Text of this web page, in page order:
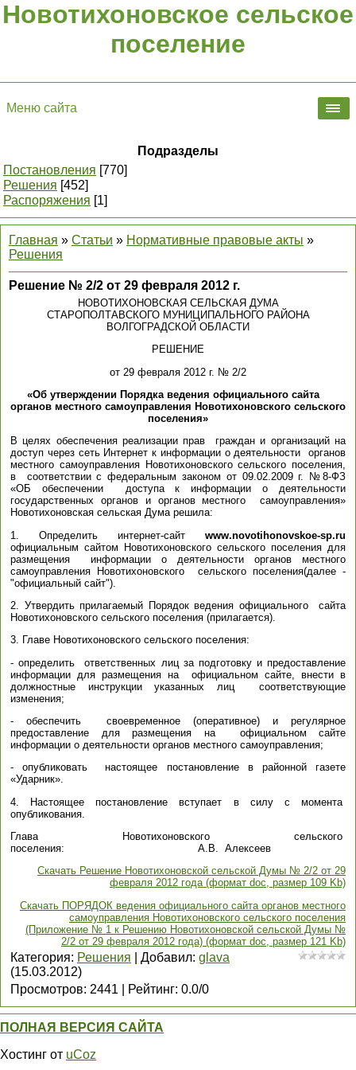
Новотихоновское сельское
поселение
Меню сайта
Подразделы
Постановления [770]
Решения [452]
Распоряжения [1]
Главная » Статьи » Нормативные правовые акты »
Решения
Решение № 2/2 от 29 февраля 2012 г.
НОВОТИХОНОВСКАЯ СЕЛЬСКАЯ ДУМА
СТАРОПОЛТАВСКОГО МУНИЦИПАЛЬНОГО РАЙОНА
ВОЛГОГРАДСКОЙ ОБЛАСТИ
РЕШЕНИЕ
от 29 февраля 2012 г. № 2/2
«Об утверждении Порядка ведения официального сайта
органов местного самоуправления Новотихоновского сельского
поселения»
В целях обеспечения реализации прав граждан и организаций на
доступ через сеть Интернет к информации о деятельности органов
местного самоуправления Новотихоновского сельского поселения,
в соответствии с федеральным законом от 09.02.2009 г. №8-ФЗ
«ОБ обеспечении доступа к информации о деятельности
государственных органов и органов местного самоуправления»
Новотихоновская сельская Дума решила:
1. Определить интернет-сайт www.novotihonovskoe-sp.ru
официальным сайтом Новотихоновского сельского поселения для
размещения информации о деятельности органов местного
самоуправления Новотихоновского сельского поселения(далее -
"официальный сайт").
2. Утвердить прилагаемый Порядок ведения официального сайта
Новотихоновского сельского поселения (прилагается).
3. Главе Новотихоновского сельского поселения:
- определить ответственных лиц за подготовку и предоставление
информации для размещения на официальном сайте, внести в
должностные инструкции указанных лиц соответствующие
изменения;
- обеспечить своевременное (оперативное) и регулярное
предоставление для размещения на официальном сайте
информации о деятельности органов местного самоуправления;
- опубликовать настоящее постановление в районной газете
«Ударник».
4. Настоящее постановление вступает в силу с момента
опубликования.
Глава Новотихоновского сельского
поселения: А.В. Алексеев
Скачать Решение Новотихоновской сельской Думы № 2/2 от 29
февраля 2012 года (формат doc, размер 109 Kb)
Скачать ПОРЯДОК ведения официального сайта органов местного
самоуправления Новотихоновского сельского поселения
(Приложение № 1 к Решению Новотихоновской сельской Думы №
2/2 от 29 февраля 2012 года) (формат doc, размер 121 Kb)
Категория: Решения Добавил: glava
(15.03.2012)
Просмотров: 2441 Рейтинг: 0.0/0
ПОЛНАЯ ВЕРСИЯ САЙТА
Хостинг от uCoz